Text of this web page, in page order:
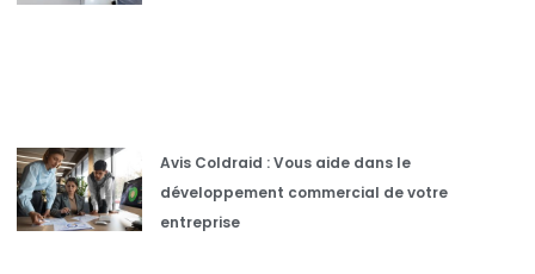
Avis Coldraid : Vous aide dans le
développement commercial de votre
entreprise